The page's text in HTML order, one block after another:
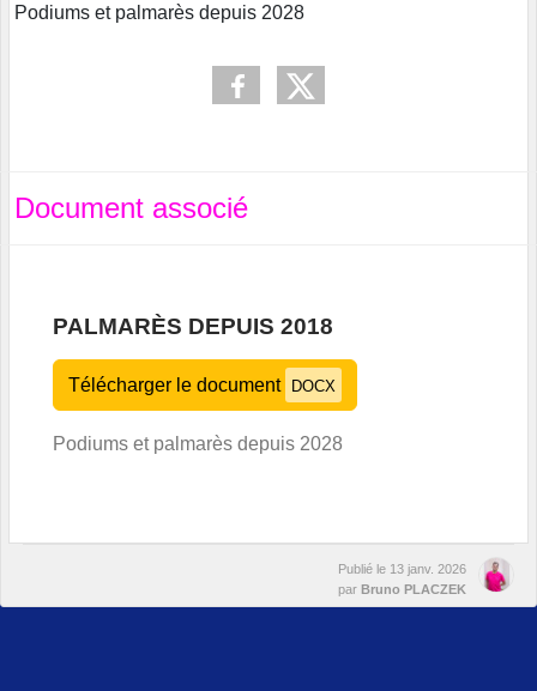
Podiums et palmarès depuis 2028
Document associé
PALMARÈS DEPUIS 2018
Télécharger le document DOCX
Podiums et palmarès depuis 2028
Publié le 13 janv. 2026
par Bruno PLACZEK